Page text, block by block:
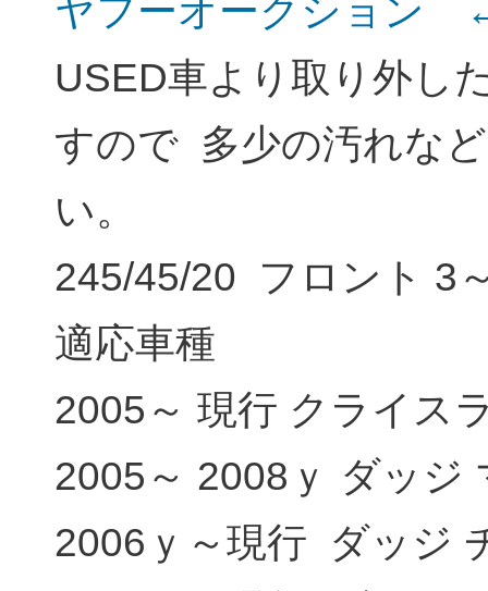
ヤフーオークショ
USED車より取り外し
すので 多少の汚れな
い。
245/45/20 フロント 3
適応車種
2005～ 現行 クライス
2005～ 2008ｙ ダッジ
2006ｙ～現行 ダッジ